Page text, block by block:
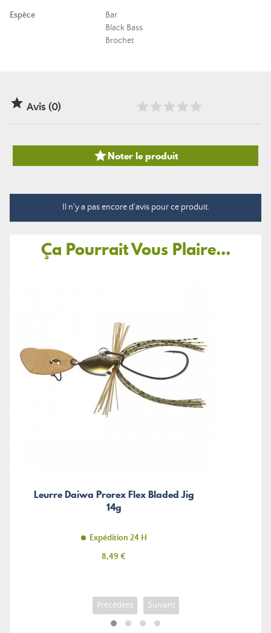
Espèce
Bar
Black Bass
Brochet
 Avis (0)
Noter le produit
Il n'y a pas encore d'avis pour ce produit.
Ça Pourrait Vous Plaire...
Leurre Daiwa Prorex Flex Bladed Jig
14g
Expédition 24 H
Prix
8,49 €
Précédent Suivant